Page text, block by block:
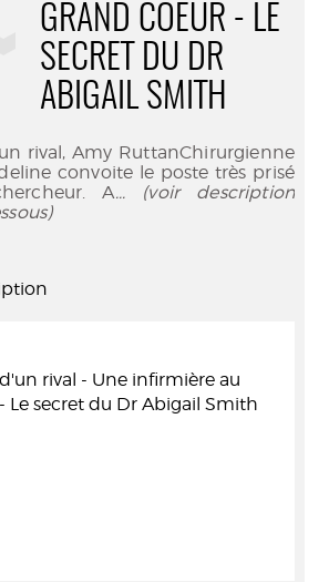
GRAND COEUR - LE
SECRET DU DR
ABIGAIL SMITH
rival, Amy RuttanChirurgienne
convoite le poste très prisé
A... (voir description
rival - Une infirmière au
Le secret du Dr Abigail Smith